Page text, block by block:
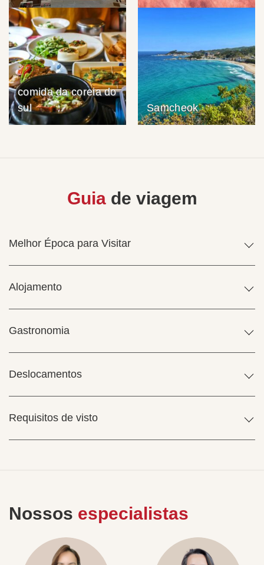
comida da coreia do
sul
Samcheok
Guiade viagem
Melhor Época para Visitar
Alojamento
Gastronomia
Deslocamentos
Requisitos de visto
Nossos especialistas